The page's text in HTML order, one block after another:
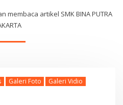
artikel SMK BINA PUTRA
Galeri Foto
Galeri Vidio